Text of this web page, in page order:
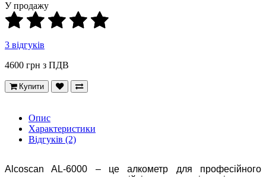
У продажу
3 відгуків
4600 грн з ПДВ
Купити
Опис
Характеристики
Відгуків (2)
Alcoscan AL-6000 – це алкометр для професійного